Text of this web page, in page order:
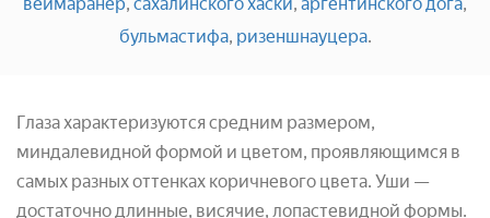
бульмастифа, ризеншнауцера.
Глаза характеризуются средним размером,
миндалевидной формой и цветом, проявляющимся в
самых разных оттенках коричневого цвета. Уши —
достаточно длинные, висячие, лопастевидной формы.